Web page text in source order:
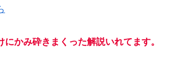
かみ砕きまくった解説いれてます。